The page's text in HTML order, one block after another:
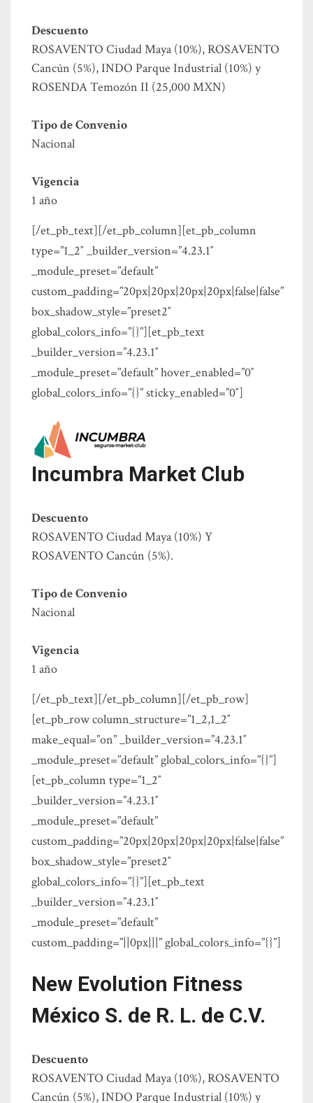
Descuento
ROSAVENTO Ciudad Maya (10%), ROSAVENTO
Cancún (5%), INDO Parque Industrial (10%) y
ROSENDA Temozón II (25,000 MXN)
Tipo de Convenio
Nacional
Vigencia
1 año
[/et_pb_text][/et_pb_column][et_pb_column
type=”1_2″ _builder_version=”4.23.1″
_module_preset=”default”
custom_padding=”20px|20px|20px|20px|false|false”
box_shadow_style=”preset2″
global_colors_info=”{}”][et_pb_text
_builder_version=”4.23.1″
_module_preset=”default” hover_enabled=”0″
global_colors_info=”{}” sticky_enabled=”0″]
Incumbra Market Club
Descuento
ROSAVENTO Ciudad Maya (10%) Y
ROSAVENTO Cancún (5%).
Tipo de Convenio
Nacional
Vigencia
1 año
[/et_pb_text][/et_pb_column][/et_pb_row]
[et_pb_row column_structure=”1_2,1_2″
make_equal=”on” _builder_version=”4.23.1″
_module_preset=”default” global_colors_info=”{}”]
[et_pb_column type=”1_2″
_builder_version=”4.23.1″
_module_preset=”default”
custom_padding=”20px|20px|20px|20px|false|false”
box_shadow_style=”preset2″
global_colors_info=”{}”][et_pb_text
_builder_version=”4.23.1″
_module_preset=”default”
custom_padding=”||0px|||” global_colors_info=”{}”]
New Evolution Fitness
México S. de R. L. de C.V.
Descuento
ROSAVENTO Ciudad Maya (10%), ROSAVENTO
Cancún (5%), INDO Parque Industrial (10%) y